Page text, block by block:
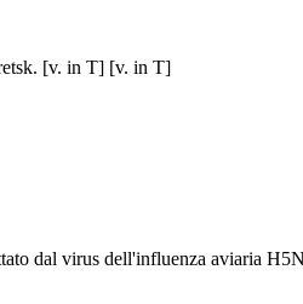
[v. in T] [v. in T]
dal virus dell'influenza aviaria